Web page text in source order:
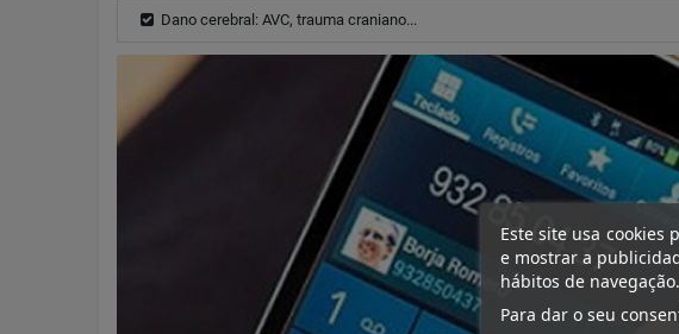
Dano cerebral: AVC, trauma craniano...
Este site usa cookies
e mostrar a
hábitos de navegação.
Para dar o seu